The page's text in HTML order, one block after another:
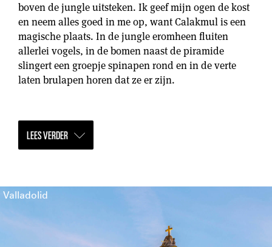
boven de jungle uitsteken. Ik geef mijn ogen de kost
en neem alles goed in me op, want Calakmul is een
magische plaats. In de jungle eromheen fluiten
allerlei vogels, in de bomen naast de piramide
slingert een groepje spinapen rond en in de verte
laten brulapen horen dat ze er zijn.
LEES VERDER
Valladolid